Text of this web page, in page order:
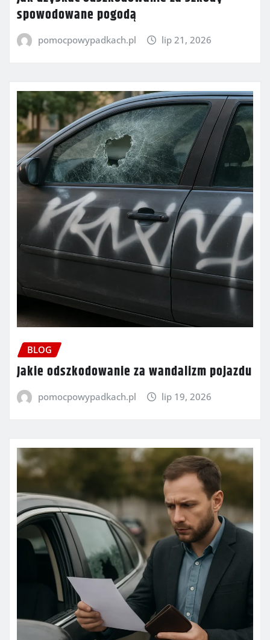
spowodowane pogodą
pomocpowypadkach.pl lip 21, 2026
BLOG
Jakie odszkodowanie za wandalizm pojazdu
pomocpowypadkach.pl lip 19, 2026